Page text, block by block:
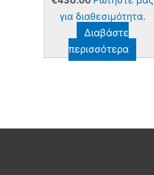
για διαθεσιμότητα.
Διαβάστε
περισσότερα